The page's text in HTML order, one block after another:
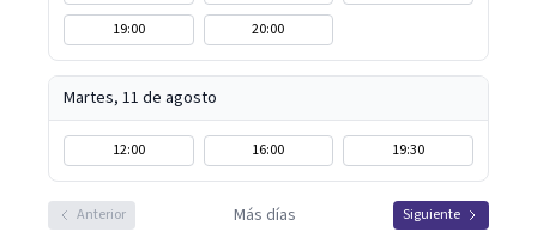
19:00
20:00
Martes, 11 de agosto
12:00 16:00 19:30
Anterior Más días Siguiente